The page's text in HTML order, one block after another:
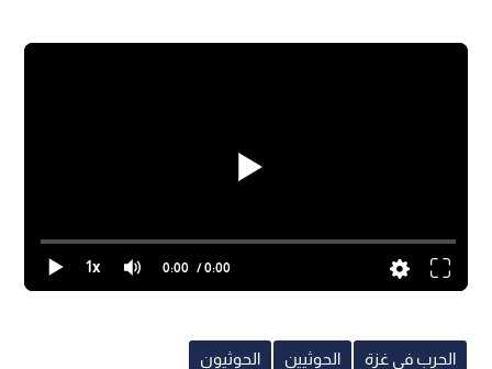
1x 0:00 / 0:00
الحرب في غزة الحوثيين الحوثيون